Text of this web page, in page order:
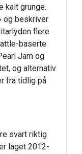
kalt grunge.
og beskriver
flere
baserte
Jam og
og alternativ
fra tidlig på
svart riktig
laget 2012-